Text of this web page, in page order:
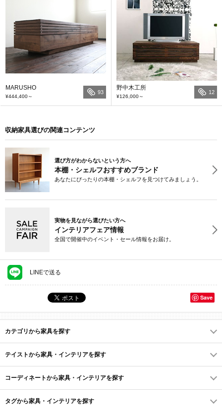
MARUSHO
¥444,400～
93
野中木工所
¥126,000～
12
収納家具選びの関連コンテンツ
選び方がわからないという方へ
本棚・シェルフおすすめブランド
あなたにぴったりの本棚・シェルフを見つけてみましょう。
実物を見ながら選びたい方へ
インテリアフェア情報
全国で開催中のイベント・セール情報をお届け。
LINEで送る
Save
カテゴリから家具を探す
テイストから家具・インテリアを探す
コーディネートから家具・インテリアを探す
タグから家具・インテリアを探す